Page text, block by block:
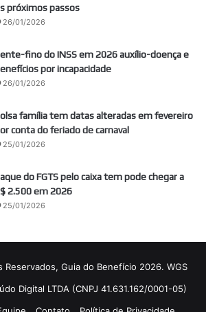
próximos passos
26/01/2026
fino do INSS em 2026 auxílio-doença e
por incapacidade
26/01/2026
família tem datas alteradas em fevereiro
conta do feriado de carnaval
25/01/2026
do FGTS pelo caixa tem pode chegar a
2.500 em 2026
25/01/2026
Guia do Benefício 2026. WGS
Digital LTDA (CNPJ 41.631.162/0001-05)